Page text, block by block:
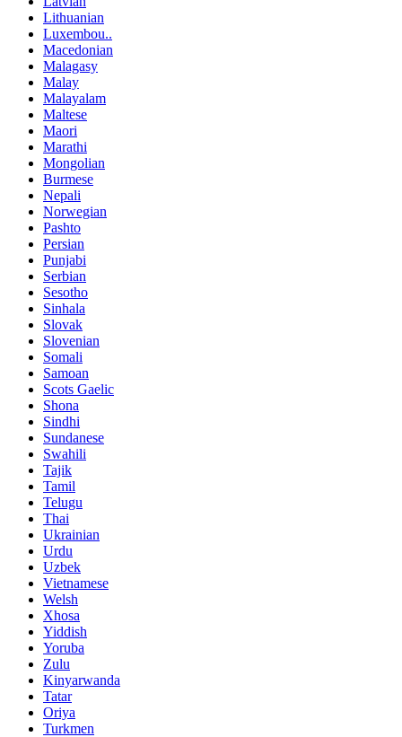
Lithuanian
Luxembou..
Macedonian
Malagasy
Malay
Malayalam
Maltese
Maori
Marathi
Mongolian
Burmese
Nepali
Norwegian
Pashto
Persian
Punjabi
Serbian
Sesotho
Sinhala
Slovak
Slovenian
Somali
Samoan
Scots Gaelic
Shona
Sindhi
Sundanese
Swahili
Tajik
Tamil
Telugu
Thai
Ukrainian
Urdu
Uzbek
Vietnamese
Welsh
Xhosa
Yiddish
Yoruba
Zulu
Kinyarwanda
Tatar
Oriya
Turkmen